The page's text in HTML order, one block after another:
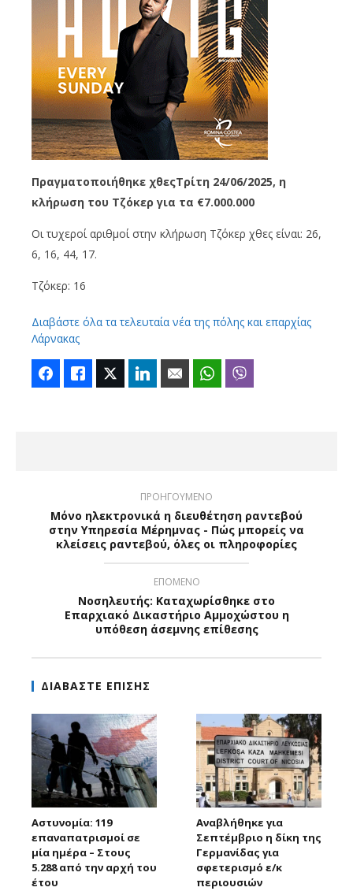
Πραγματοποιήθηκε χθεςΤρίτη 24/06/2025, η
κλήρωση του Τζόκερ για τα €7.000.000
Οι τυχεροί αριθμοί στην κλήρωση Τζόκερ χθες είναι: 26,
6, 16, 44, 17.
Τζόκερ: 16
Διαβάστε όλα τα τελευταία νέα της πόλης και επαρχίας
Λάρνακας
FacebookLike Twitter LinkedIn Email WhatsApp
ΠΡΟΗΓΟΥΜΕΝΟ
Μόνο ηλεκτρονικά η διευθέτηση ραντεβού
στην Υπηρεσία Μέρημνας - Πώς μπορείς να
κλείσεις ραντεβού, όλες οι πληροφορίες
ΕΠΟΜΕΝΟ
Νοσηλευτής: Καταχωρίσθηκε στο
Επαρχιακό Δικαστήριο Αμμοχώστου η
υπόθεση άσεμνης επίθεσης
ΔΙΑΒΑΣΤΕ ΕΠΙΣΗΣ
Αστυνομία: 119
επαναπατρισμοί σε
μία ημέρα – Στους
5.288 από την αρχή του
έτου
Αναβλήθηκε για
Σεπτέμβριο η δίκη της
Γερμανίδας για
σφετερισμό ε/κ
περιουσιών